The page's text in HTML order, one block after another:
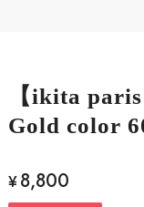
【ikita
Gold color
¥8,800